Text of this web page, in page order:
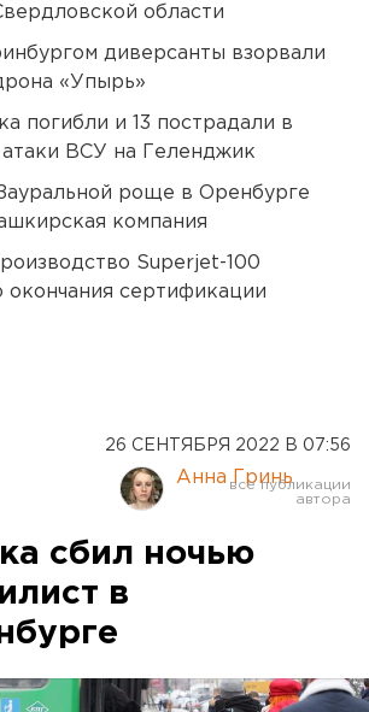
области
диверсанты взорвали
«Упырь»
погибли и 13 пострадали в
атаки ВСУ на Геленджик
роще в Оренбурге
компания
Superjet-100
окончания сертификации
26 СЕНТЯБРЯ 2022 В 07:56
Анна Гринь
сбил ночью
в